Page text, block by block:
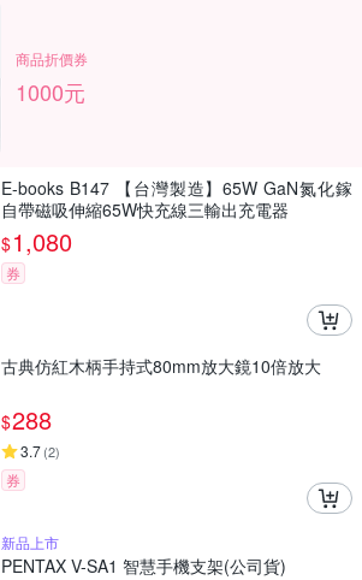
商品折價券
1000元
E-books B147 【台灣製造】65W GaN氮化鎵
自帶磁吸伸縮65W快充線三輸出充電器
$1,080
券
古典仿紅木柄手持式80mm放大鏡10倍放大
$288
3.7(2)
券
新品上市
PENTAX V-SA1 智慧手機支架(公司貨)